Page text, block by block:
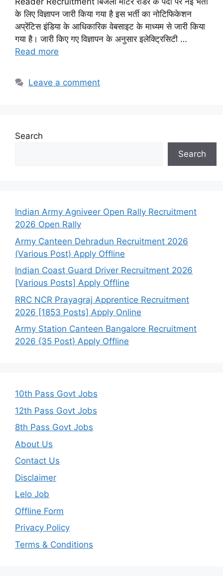
के लिए विज्ञापन जारी किया गया है इस भर्ती का नोटिफिकेशन
अप्रेंटिस इंडिया के आधिकारिक वेबसाइट के माध्यम से जारी किया
गया है। जारी किए गए विज्ञापन के अनुसार इलेक्ट्रिसिटी …
Read more
Leave a comment
Search
Search
Indian Army Agniveer Open Rally Recruitment
2026 Open Rally
Army Canteen Dehradun Recruitment 2026
(Various Post) Apply Offline
Indian Coast Guard Driver Recruitment 2026
[Various Posts] Apply Offline
RRC NCR Prayagraj Apprentice Recruitment
2026 [1853 Posts] Apply Online
Army Station Canteen Bangalore Recruitment
2026 {35 Post} Apply Offline
10th Pass Govt Jobs
12th Pass Govt Jobs
8th Pass Govt Jobs
About Us
Contact Us
Disclaimer
Lelo Job
Offline Form
Privacy Policy
Terms & Conditions